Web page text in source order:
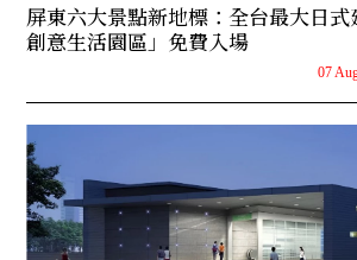
屏東六大景點新地標：全台最大日
創意生活園區」免費入場
07